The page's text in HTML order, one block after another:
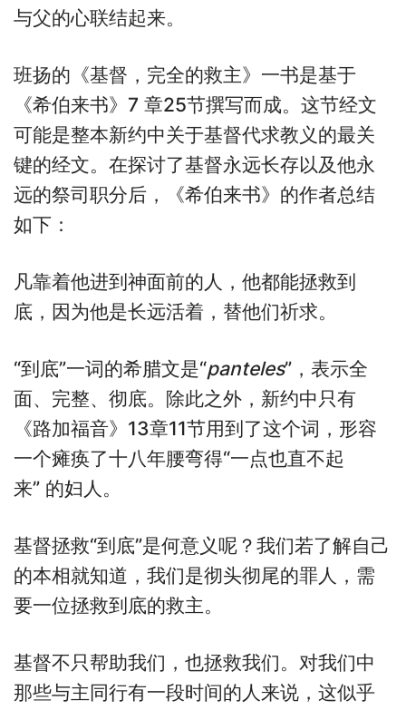
与父的心联结起来。
班扬的《基督，完全的救主》一书是基于
《希伯来书》7 章25节撰写而成。这节经文
可能是整本新约中关于基督代求教义的最关
键的经文。在探讨了基督永远长存以及他永
远的祭司职分后，《希伯来书》的作者总结
如下：
凡靠着他进到神面前的人，他都能拯救到
底，因为他是长远活着，替他们祈求。
“到底”一词的希腊文是“panteles”，表示全
面、完整、彻底。除此之外，新约中只有
《路加福音》13章11节用到了这个词，形容
一个瘫痪了十八年腰弯得“一点也直不起
来” 的妇人。
基督拯救“到底”是何意义呢？我们若了解自己
的本相就知道，我们是彻头彻尾的罪人，需
要一位拯救到底的救主。
基督不只帮助我们，也拯救我们。对我们中
那些与主同行有一段时间的人来说，这似乎